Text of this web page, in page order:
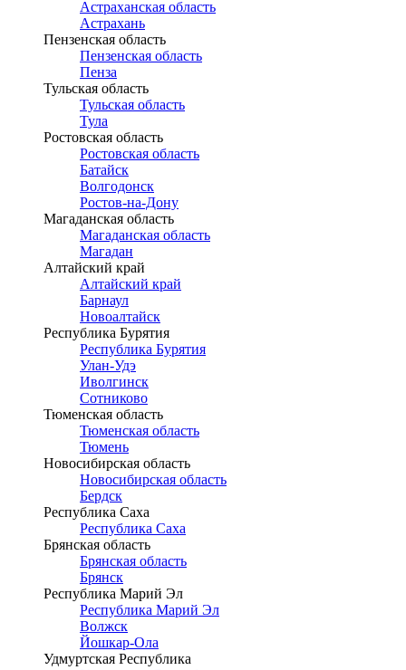
Астраханская область
Астрахань
Пензенская область
Пензенская область
Пенза
Тульская область
Тульская область
Тула
Ростовская область
Ростовская область
Батайск
Волгодонск
Ростов-на-Дону
Магаданская область
Магаданская область
Магадан
Алтайский край
Алтайский край
Барнаул
Новоалтайск
Республика Бурятия
Республика Бурятия
Улан-Удэ
Иволгинск
Сотниково
Тюменская область
Тюменская область
Тюмень
Новосибирская область
Новосибирская область
Бердск
Республика Саха
Республика Саха
Брянская область
Брянская область
Брянск
Республика Марий Эл
Республика Марий Эл
Волжск
Йошкар-Ола
Удмуртская Республика